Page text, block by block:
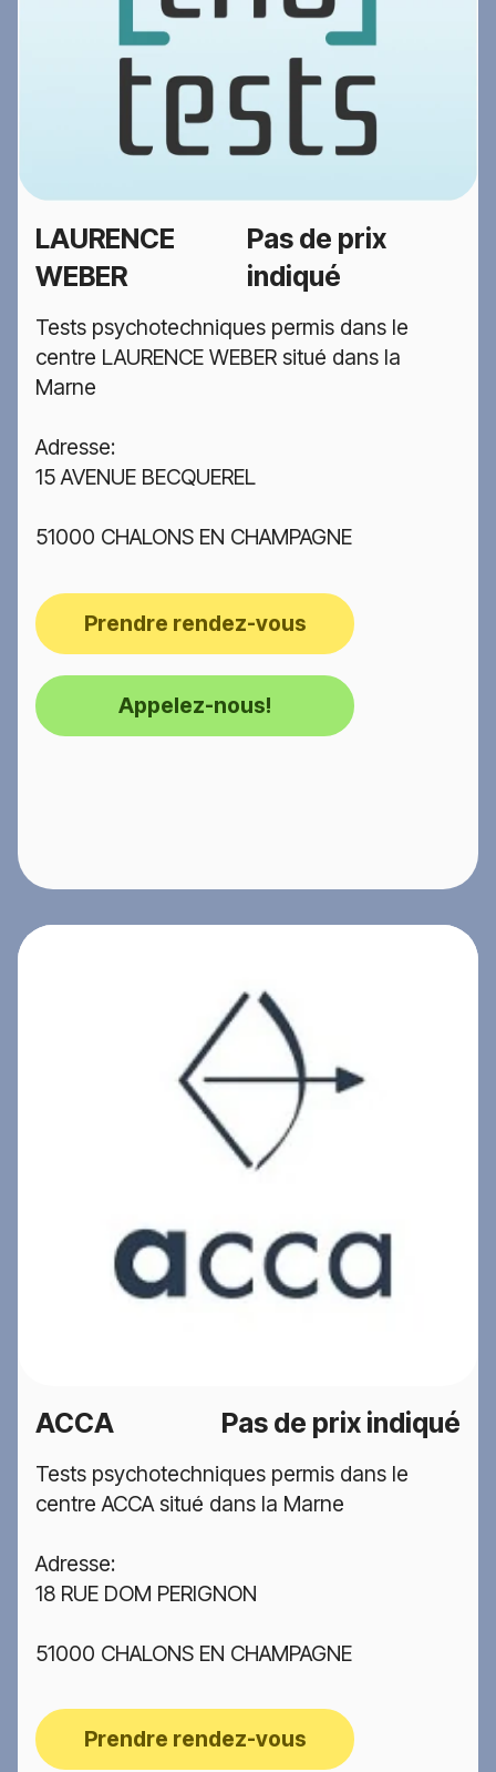
LAURENCE
WEBER
Pas de prix
indiqué
Tests psychotechniques permis dans le
centre LAURENCE WEBER situé dans la
Marne
Adresse:
15 AVENUE BECQUEREL
51000 CHALONS EN CHAMPAGNE
Prendre rendez-vous
Appelez-nous!
ACCA Pas de prix indiqué
Tests psychotechniques permis dans le
centre ACCA situé dans la Marne
Adresse:
18 RUE DOM PERIGNON
51000 CHALONS EN CHAMPAGNE
Prendre rendez-vous